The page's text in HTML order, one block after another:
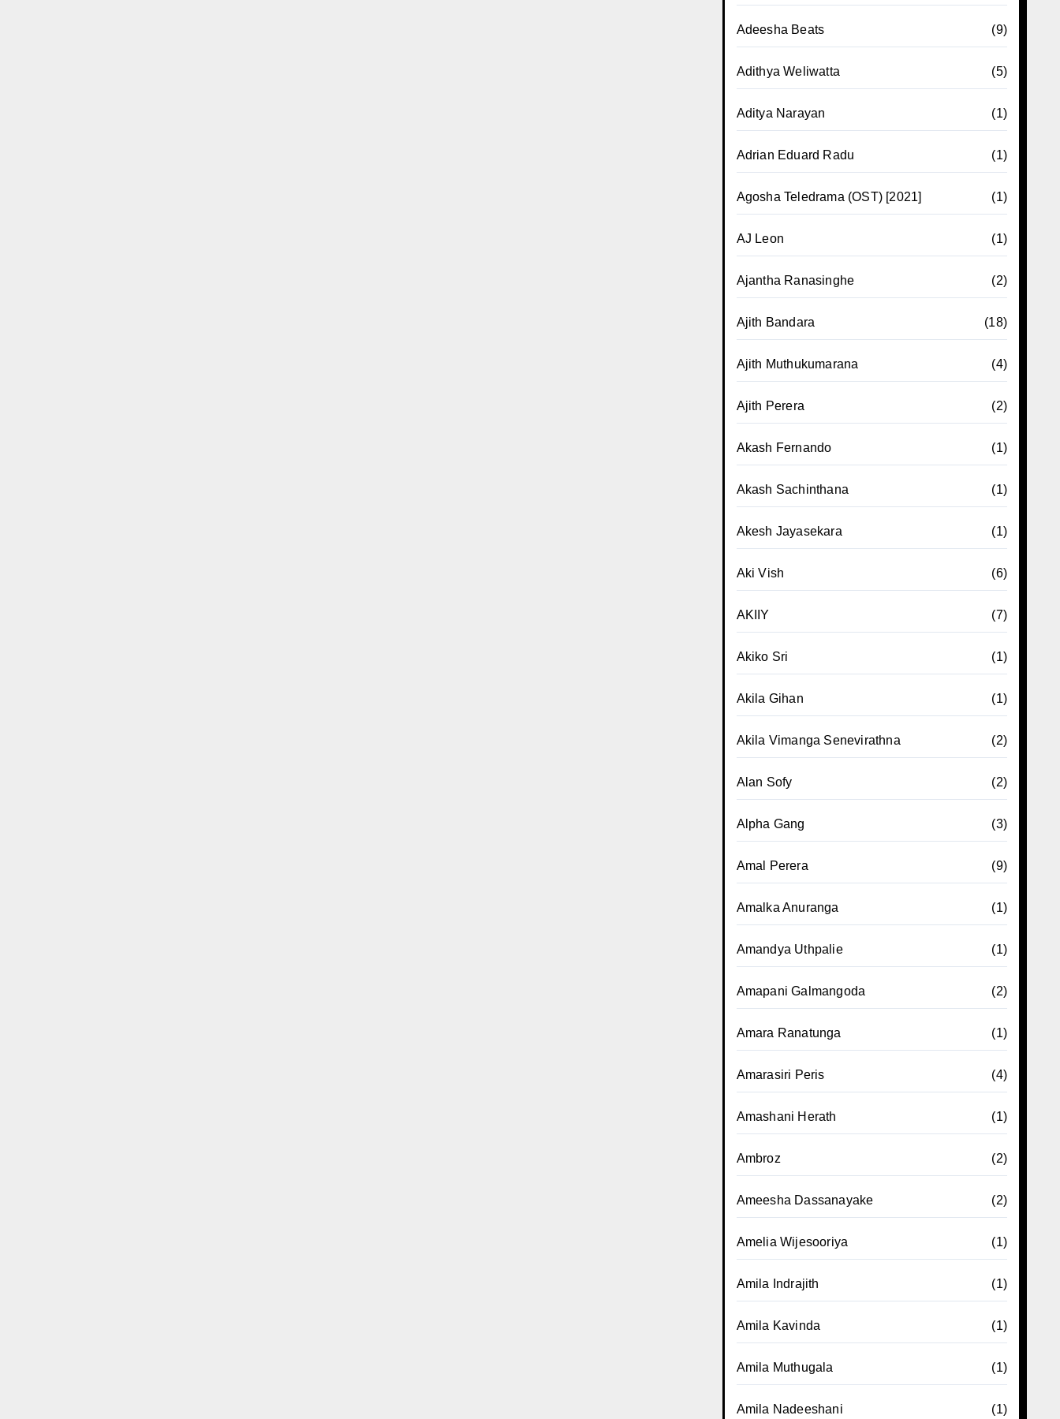
Adeesha Beats (9)
Adithya Weliwatta (5)
Aditya Narayan (1)
Adrian Eduard Radu (1)
Agosha Teledrama (OST) [2021] (1)
AJ Leon (1)
Ajantha Ranasinghe (2)
Ajith Bandara (18)
Ajith Muthukumarana (4)
Ajith Perera (2)
Akash Fernando (1)
Akash Sachinthana (1)
Akesh Jayasekara (1)
Aki Vish (6)
AKIIY (7)
Akiko Sri (1)
Akila Gihan (1)
Akila Vimanga Senevirathna (2)
Alan Sofy (2)
Alpha Gang (3)
Amal Perera (9)
Amalka Anuranga (1)
Amandya Uthpalie (1)
Amapani Galmangoda (2)
Amara Ranatunga (1)
Amarasiri Peris (4)
Amashani Herath (1)
Ambroz (2)
Ameesha Dassanayake (2)
Amelia Wijesooriya (1)
Amila Indrajith (1)
Amila Kavinda (1)
Amila Muthugala (1)
Amila Nadeeshani (1)